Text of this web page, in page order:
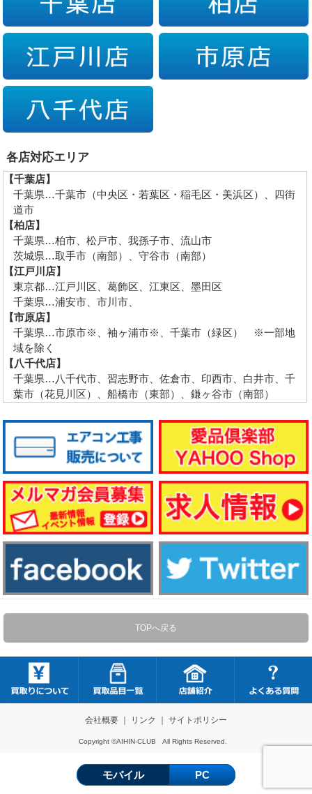
各店対応エリア
【千葉店】
千葉県…千葉市（中央区・若葉区・稲毛区・美浜区）、四街
道市
【柏店】
千葉県…柏市、松戸市、我孫子市、流山市
茨城県…取手市（南部）、守谷市（南部）
【江戸川店】
東京都…江戸川区、葛飾区、江東区、墨田区
千葉県…浦安市、市川市、
【市原店】
千葉県…市原市※、袖ヶ浦市※、千葉市（緑区） ※一部地
域を除く
【八千代店】
千葉県…八千代市、習志野市、佐倉市、印西市、白井市、千
葉市（花見川区）、船橋市（東部）、鎌ヶ谷市（南部）
TOPへ戻る
会社概要｜ リンク ｜ サイトポリシー
Copyright ©AIHIN-CLUB All Rights Reserved.
モバイル PC